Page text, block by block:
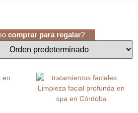
comprar para regalar?